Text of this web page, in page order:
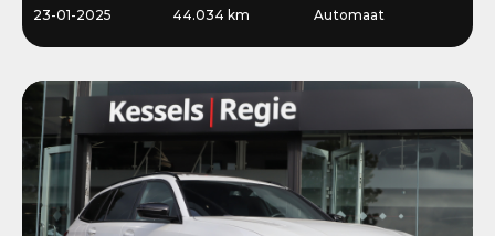
23-01-2025 44.034 km Automaat